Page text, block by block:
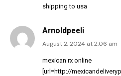
shipping to usa
Arnoldpeeli
August 2, 2024 at 2:06 am
mexican rx online
[url=http://